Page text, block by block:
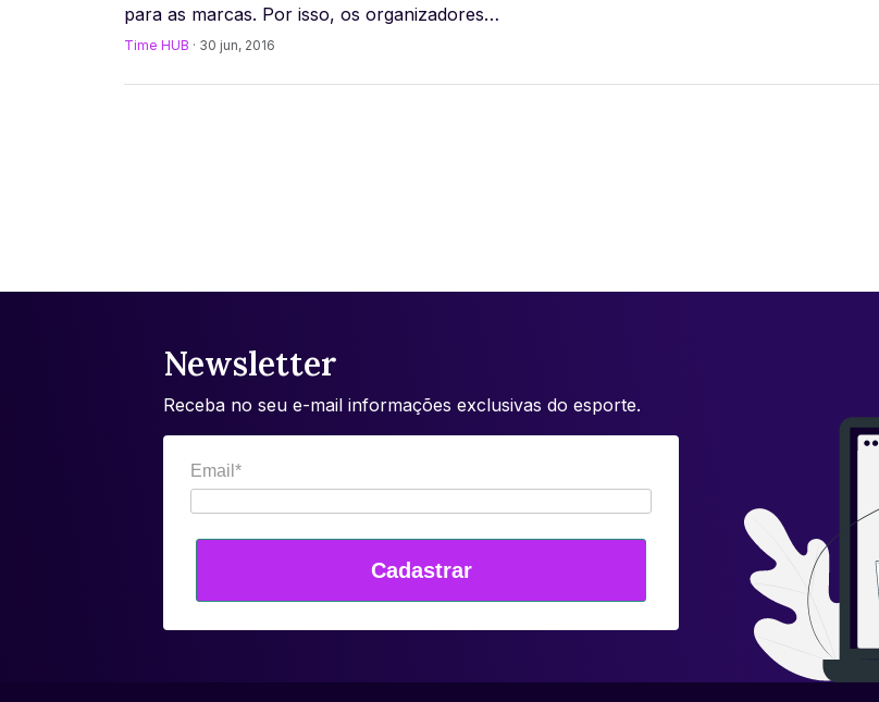
para as marcas. Por isso, os organizadores
aproveitam para vender cotas de patrocínio com o
Time HUB · 30 jun, 2016
Newsletter
Receba no seu e-mail informações exclusivas do esporte.
Email*
Cadastrar